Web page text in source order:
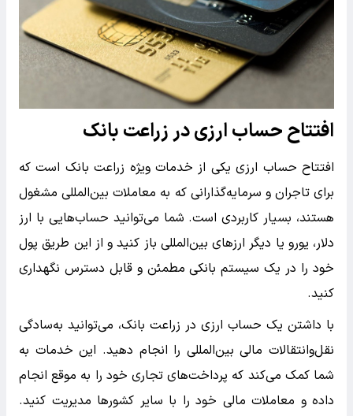
افتتاح حساب ارزی در زراعت بانک
افتتاح حساب ارزی یکی از خدمات ویژه زراعت بانک است که
برای تاجران و سرمایه‌گذارانی که به معاملات بین‌المللی مشغول
هستند، بسیار کاربردی است. شما می‌توانید حساب‌هایی با ارز
دلار، یورو یا دیگر ارزهای بین‌المللی باز کنید و از این طریق پول
خود را در یک سیستم بانکی مطمئن و قابل دسترس نگهداری
کنید.
با داشتن یک حساب ارزی در زراعت بانک، می‌توانید به‌سادگی
نقل‌وانتقالات مالی بین‌المللی را انجام دهید. این خدمات به
شما کمک می‌کند که پرداخت‌های تجاری خود را به موقع انجام
داده و معاملات مالی خود را با سایر کشورها مدیریت کنید.